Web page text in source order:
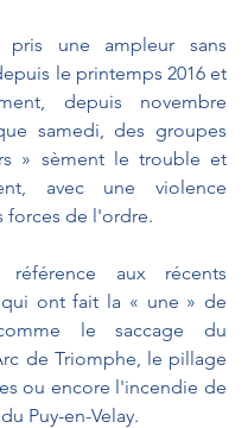
pris une ampleur sans
le printemps 2016 et
depuis novembre
samedi, des groupes
» sèment le trouble et
avec une violence
forces de l'ordre.
aux récents
qui ont fait la « une » de
le saccage du
de Triomphe, le pillage
ou encore l'incendie de
Puy-en-Velay.